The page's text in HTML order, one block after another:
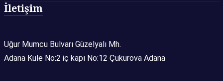
İletişim
Uğur Mumcu Bulvarı Güzelyalı Mh.
Adana Kule No:2 iç kapı No:12 Çukurova Adana